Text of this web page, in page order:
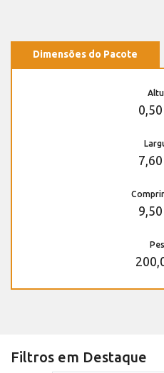
Dimensões do Pacote
Filtros em Destaque